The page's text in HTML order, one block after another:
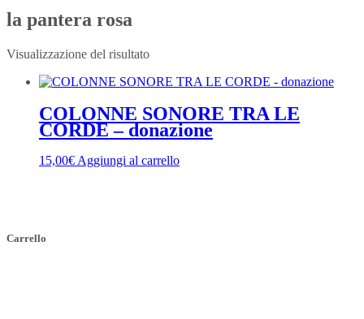
la pantera rosa
Visualizzazione del risultato
COLONNE SONORE TRA LE
CORDE – donazione
15,00€Aggiungi al carrello
Carrello